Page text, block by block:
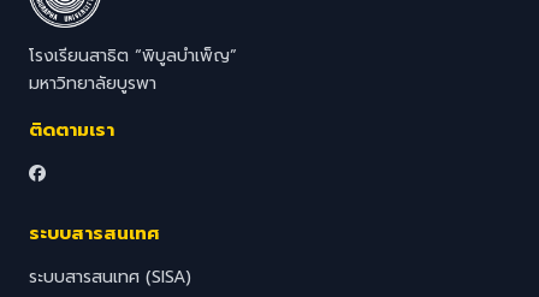
โรงเรียนสาธิต “พิบูลบำเพ็ญ”
มหาวิทยาลัยบูรพา
ติดตามเรา
ระบบสารสนเทศ
ระบบสารสนเทศ (SISA)